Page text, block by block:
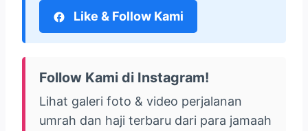
Like & Follow Kami
Follow Kami di Instagram!
Lihat galeri foto & video perjalanan
umrah dan haji terbaru dari para jamaah